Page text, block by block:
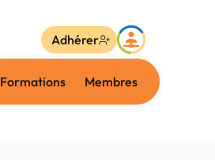
Formations Membres
Adhérer